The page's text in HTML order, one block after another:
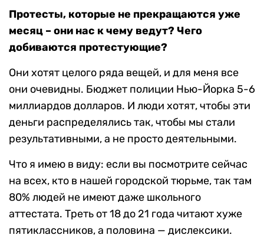
Протесты, которые не прекращаются уже
месяц – они нас к чему ведут? Чего
добиваются протестующие?
Они хотят целого ряда вещей, и для меня все
они очевидны. Бюджет полиции Нью-Йорка 5-6
миллиардов долларов. И люди хотят, чтобы эти
деньги распределялись так, чтобы мы стали
результативными, а не просто деятельными.
Что я имею в виду: если вы посмотрите сейчас
на всех, кто в нашей городской тюрьме, так там
80% людей не имеют даже школьного
аттестата. Треть от 18 до 21 года читают хуже
пятиклассников, а половина — дислексики.